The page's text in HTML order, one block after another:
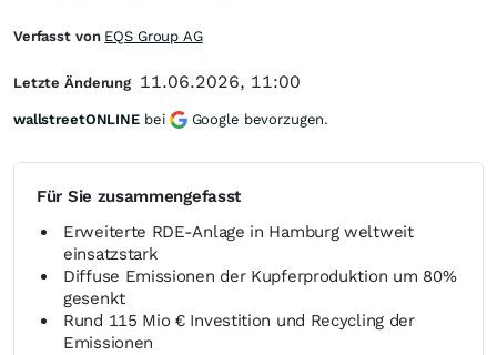
Für Sie zusammengefasst
Erweiterte RDE-Anlage in Hamburg weltweit
einsatzstark
Diffuse Emissionen der Kupferproduktion um 80%
gesenkt
Rund 115 Mio € Investition und Recycling der
Emissionen
Verfasst von EQS Group AG
Letzte Änderung 11.06.2026, 11:00
wallstreetONLINE bei Google bevorzugen.